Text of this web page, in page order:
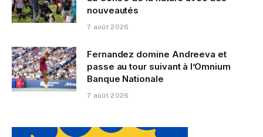
nouveautés
7 août 2026
Fernandez domine Andreeva et
passe au tour suivant à l’Omnium
Banque Nationale
7 août 2026